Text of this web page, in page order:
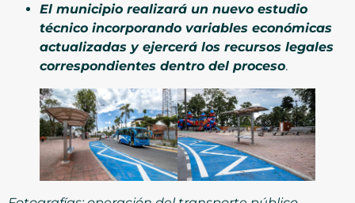
El municipio realizará un nuevo estudio
técnico incorporando variables económicas
actualizadas y ejercerá los recursos legales
correspondientes dentro del proceso.